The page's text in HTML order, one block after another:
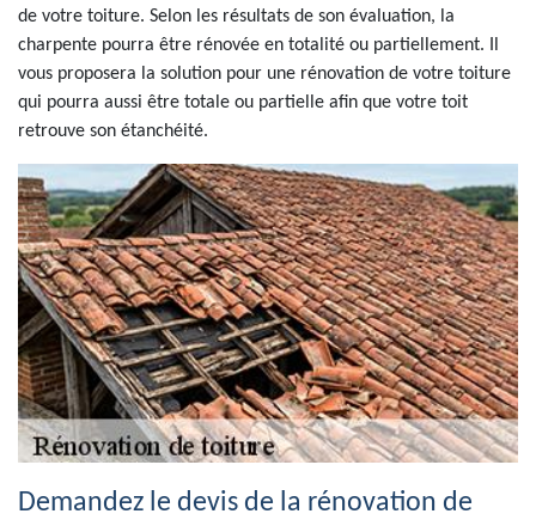
de votre toiture. Selon les résultats de son évaluation, la
charpente pourra être rénovée en totalité ou partiellement. Il
vous proposera la solution pour une rénovation de votre toiture
qui pourra aussi être totale ou partielle afin que votre toit
retrouve son étanchéité.
Demandez le devis de la rénovation de